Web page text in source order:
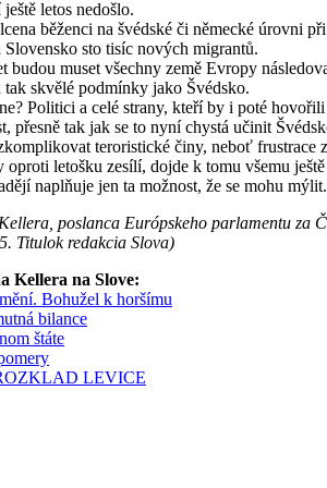
letos nedošlo.
běženci na švédské či německé úrovni
Slovensko sto tisíc nových migrantů.
muset všechny země Evropy
skvělé podmínky jako Švédsko.
Politici a celé strany, kteří by i poté
přesně tak jak se to nyní chystá učinit
teroristické činy, neboť frustrace
letošku zesílí, dojde k tomu všemu
naplňuje jen ta možnost, že se mohu
poslanca Európskeho parlamentu za
Titulok redakcia Slova)
Kellera na Slove:
Bohužel k horšímu
bilance
štáte
LEVICE